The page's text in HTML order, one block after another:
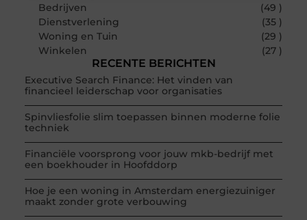
Bedrijven
(49 )
Dienstverlening
(35 )
Woning en Tuin
(29 )
Winkelen
(27 )
RECENTE BERICHTEN
Executive Search Finance: Het vinden van
financieel leiderschap voor organisaties
Spinvliesfolie slim toepassen binnen moderne folie
techniek
Financiële voorsprong voor jouw mkb-bedrijf met
een boekhouder in Hoofddorp
Hoe je een woning in Amsterdam energiezuiniger
maakt zonder grote verbouwing